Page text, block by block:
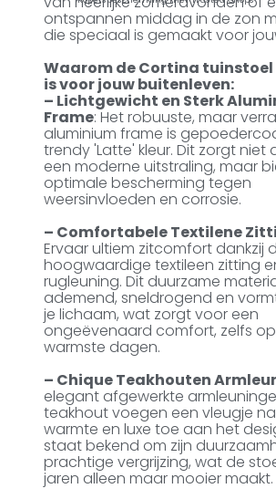
ontspannen middag in de zon
die speciaal is gemaakt voor
Waarom de Cortina
is voor jouw buitenleven:
– Lichtgewicht en Sterk
Frame: Het robuuste, maar
aluminium frame is
trendy 'Latte' kleur. Dit zorgt niet
een moderne uitstraling, maar
optimale bescherming tegen
weersinvloeden en corrosie.
– Comfortabele Textilene
Ervaar ultiem zitcomfort dankzij
hoogwaardige textileen zitting
rugleuning. Dit duurzame
ademend, sneldrogend en
je lichaam, wat zorgt voor een
ongeëvenaard comfort, zelfs
warmste dagen.
– Chique Teakhouten
elegant afgewerkte
teakhout voegen een vleugje
warmte en luxe toe aan het
staat bekend om zijn
prachtige vergrijzing, wat de
jaren alleen maar mooier maakt.